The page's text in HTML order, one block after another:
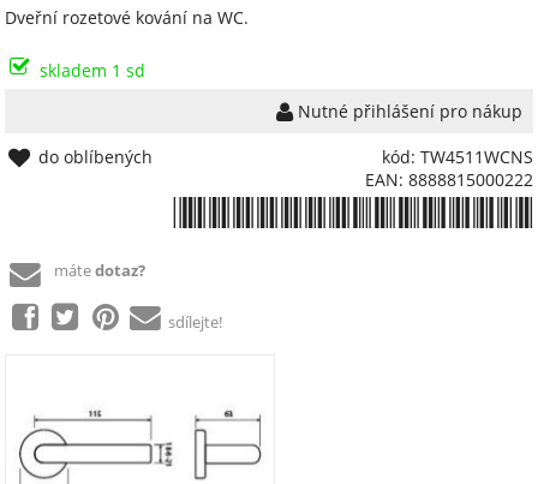
Dveřní rozetové kování na WC.
skladem 1 sd
Nutné přihlášení pro nákup
kód: TW4511WCNS
EAN: 8888815000222
do oblíbených
mátedotaz?
sdílejte!